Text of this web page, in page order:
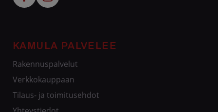
KAMULA PALVELEE
Rakennuspalvelut
Verkkokauppaan
Tilaus- ja toimitusehdot